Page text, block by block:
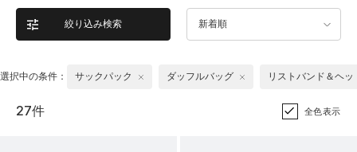
絞り込み検索 新着順
選択中の条件： サックパック ダッフルバッグ リストバンド＆ヘッ
27件 全色表示